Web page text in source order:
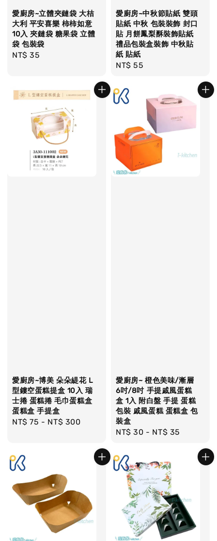
愛廚房~立體夾鏈袋 大桔
大利 平安喜樂 柿柿如意
10入 夾鏈袋 糖果袋 立體
袋 包裝袋
Regular
NT$ 35
愛廚房~中秋節貼紙 雙頭
貼紙 中秋 包裝裝飾 封口
貼 月餅鳳梨酥裝飾貼紙
禮品包裝盒裝飾 中秋貼
紙 貼紙
Regular
NT$ 55
愛廚房~博美 朵朵緹花 L
型鏤空蛋糕提盒 10入 瑞
士捲 蛋糕捲 毛巾蛋糕盒
蛋糕盒 手提盒
Regular
NT$ 75 - NT$ 300
愛廚房~ 橙色美味/漸層
6吋/8吋 手提戚風蛋糕
盒 1入 附白盤 手提 蛋糕
包裝 戚風蛋糕 蛋糕盒 包
裝盒
Regular
NT$ 30 - NT$ 35